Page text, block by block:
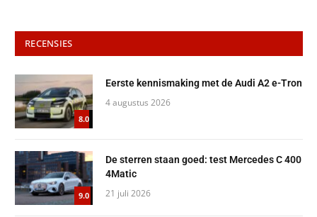
RECENSIES
8.0
Eerste kennismaking met de Audi A2 e-Tron
4 augustus 2026
9.0
De sterren staan goed: test Mercedes C 400
4Matic
21 juli 2026